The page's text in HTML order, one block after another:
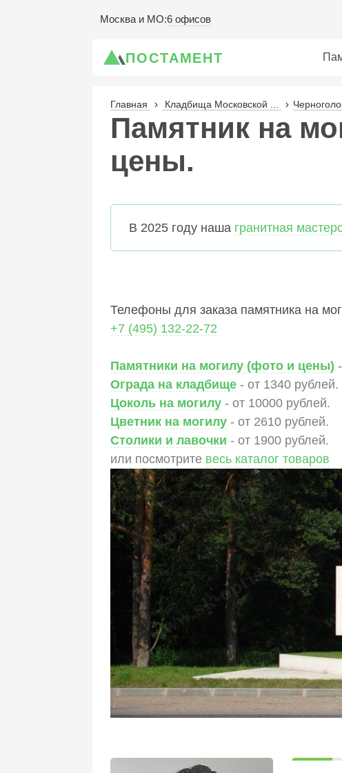
Москва и МО:6 офисов
ПОСТАМЕНТ
Главная Кладбища Московской ...
Памятник на
цены.
В 2025 году наша гранитная
Телефоны для заказа памятника на
+7 (495) 132-22-72
Памятники на могилу (фото и цены)
Ограда на кладбище - от 1340 рублей.
Цоколь на могилу - от 10000 рублей.
Цветник на могилу - от 2610 рублей.
Столики и лавочки - от 1900 рублей.
или посмотрите весь каталог товаров